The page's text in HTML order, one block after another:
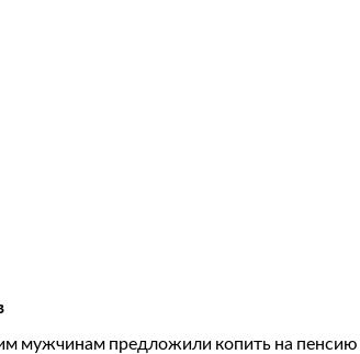
мужчинам предложили копить на